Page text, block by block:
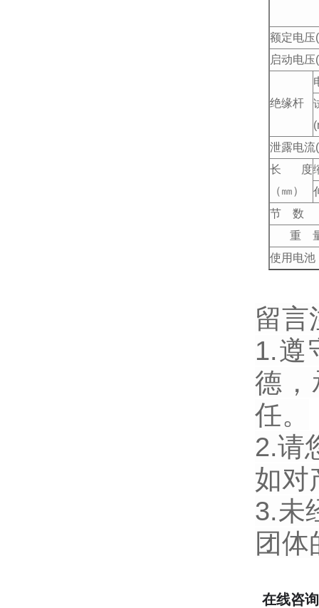
额定电压
启动电压
绝缘杆
泄露电流
长度
（㎜）
节
数
重
使用电池
留言
1.遵
德，
任。
2.请
如对
3.未
团
在线咨询